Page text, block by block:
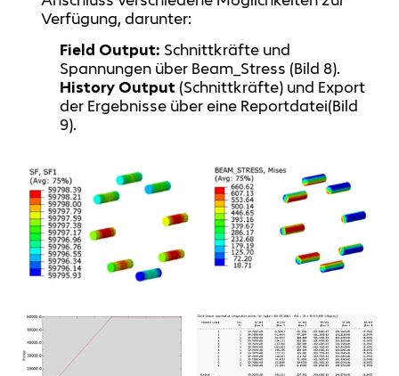
Verfügung, darunter:
Field Output: Schnittkräfte und
Spannungen über Beam_Stress (Bild 8).
History Output(Schnittkräfte) und Export
der Ergebnisse über eine Reportdatei(Bild
9).